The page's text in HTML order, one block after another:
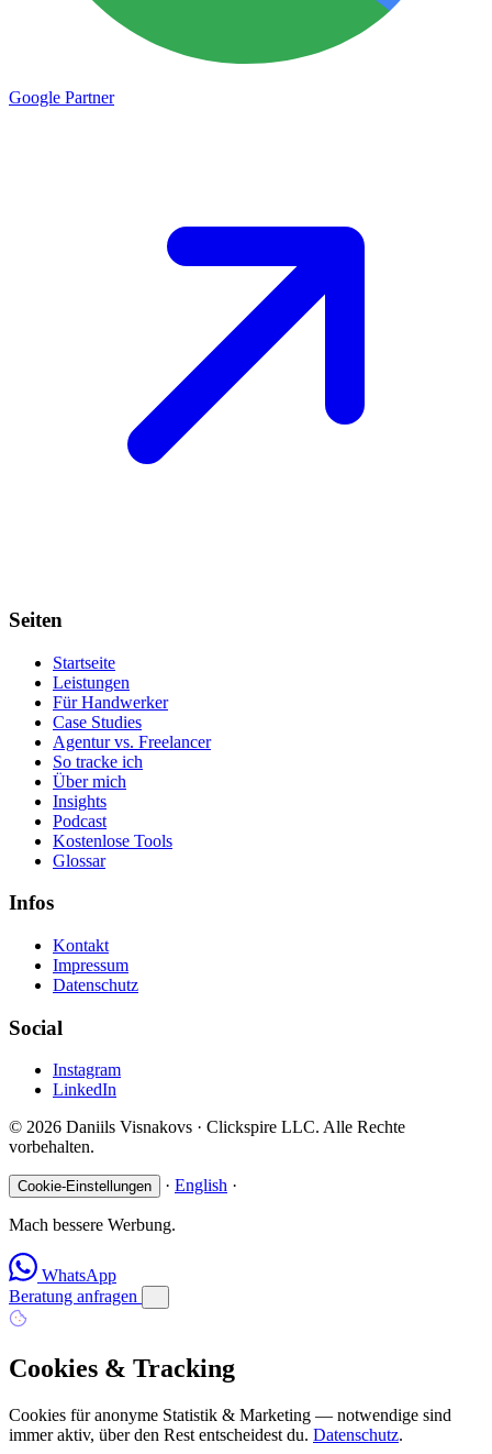
Google Partner
Seiten
Startseite
Leistungen
Für Handwerker
Case Studies
Agentur vs. Freelancer
So tracke ich
Über mich
Insights
Podcast
Kostenlose Tools
Glossar
Infos
Kontakt
Impressum
Datenschutz
Social
Instagram
LinkedIn
© 2026 Daniils Visnakovs · Clickspire LLC. Alle Rechte
vorbehalten.
Cookie-Einstellungen · English ·
Mach bessere Werbung.
WhatsApp
Beratung anfragen
Cookies & Tracking
Cookies für anonyme Statistik & Marketing — notwendige sind
immer aktiv, über den Rest entscheidest du. Datenschutz.